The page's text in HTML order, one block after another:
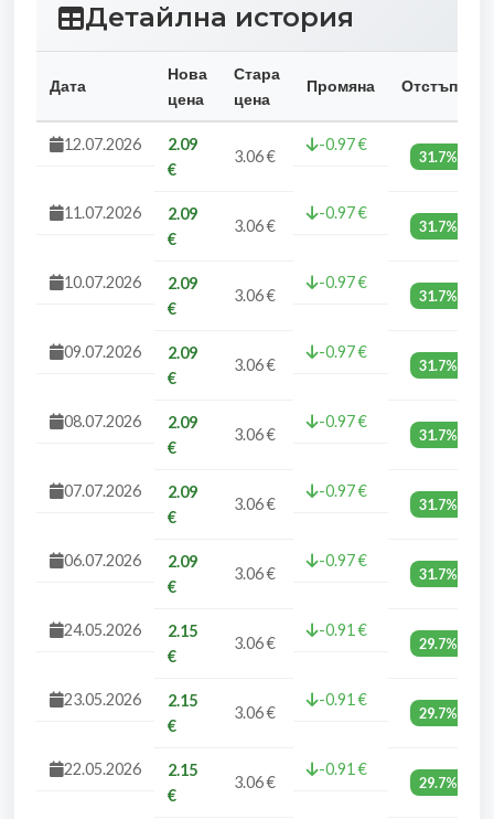
Детайлна история
Дата
Нова
цена
Стара
цена
Промяна Отстъпка
12.07.2026
2.09
€
3.06 €
-0.97 €
31.7%
11.07.2026
2.09
€
3.06 €
-0.97 €
31.7%
10.07.2026
2.09
€
3.06 €
-0.97 €
31.7%
09.07.2026
2.09
€
3.06 €
-0.97 €
31.7%
08.07.2026
2.09
€
3.06 €
-0.97 €
31.7%
07.07.2026
2.09
€
3.06 €
-0.97 €
31.7%
06.07.2026
2.09
€
3.06 €
-0.97 €
31.7%
24.05.2026
2.15
€
3.06 €
-0.91 €
29.7%
23.05.2026
2.15
€
3.06 €
-0.91 €
29.7%
22.05.2026
2.15
€
3.06 €
-0.91 €
29.7%